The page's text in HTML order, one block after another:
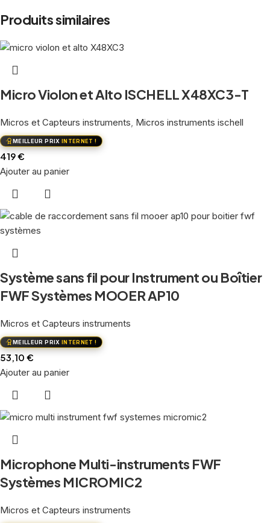
Produits similaires
Micro Violon et Alto ISCHELL X48XC3-T
Micros et Capteurs instruments Micros instruments ischell
MEILLEUR PRIX INTERNET !
419€
Ajouter au panier
Système sans fil pour Instrument ou Boîtier
FWF Systèmes MOOER AP10
Micros et Capteurs instruments
MEILLEUR PRIX INTERNET !
53,10 €
Ajouter au panier
Microphone Multi-instruments FWF
Systèmes MICROMIC2
Micros et Capteurs instruments